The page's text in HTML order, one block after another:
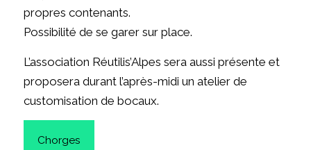
propres contenants.
Possibilité de se garer sur place.
L’association Réutilis’Alpes sera aussi présente et
proposera durant l’après-midi un atelier de
customisation de bocaux.
Chorges